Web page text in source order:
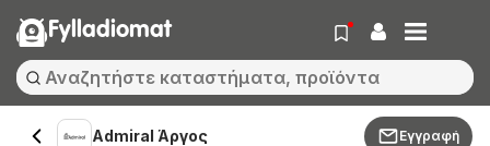
Fylladiomat
Admiral Άργος Εγγραφή